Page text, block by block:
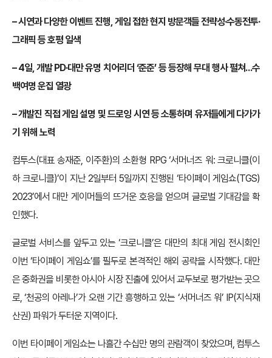
– 시연과 다양한 이벤트 진행, 게임 접한 현지 방문객들 전략성∙수동전투∙
그래픽 등 호평 일색
– 4일, 개발 PD∙대만 유명 치어리더 ‘준준’ 등 등장해 무대 행사 펼쳐…수
백여명 운집 열광
– 개발진 직접 게임 설명 및 드로잉 시연 등 소통하며 유저들에게 다가가
기 위해 노력
컴투스(대표 송재준, 이주환)의 소환형 RPG ‘서머너즈 워: 크로니클(이
하 크로니클)’이 지난 2일부터 5일까지 진행된 ‘타이페이 게임쇼(TGS)
2023’에서 대만 게이머들의 뜨거운 호응을 얻으며 글로벌 기대감을 확
인했다.
글로벌 서비스를 앞두고 있는 ‘크로니클’은 대만의 최대 게임 전시회인
이번 ‘타이페이 게임쇼’를 필두로 본격적인 해외 공략을 시작했다. 대만
은 중화권을 비롯한 아시아 시장 진출에 있어서 교두보로 평가받는 곳으
로, ‘천공의 아레나’가 오랜 기간 흥행하고 있는 ‘서머너즈 워’ IP(지식재
산권) 파워가 두터운 지역이다.
이번 타이페이 게임쇼는 나흘간 수십만 명의 관람객이 찾았으며, 컴투스